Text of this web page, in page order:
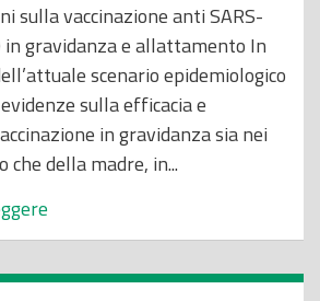
sulla vaccinazione anti SARS-
in gravidanza e allattamento In
scenario epidemiologico
sulla efficacia e
in gravidanza sia nei
della madre, in...